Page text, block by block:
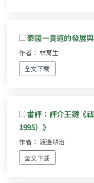
泰國一貫道的發展
作者： 林育生
全文下載
書評：評介王鍵《
1995）》
作者： 渡邊耕治
全文下載